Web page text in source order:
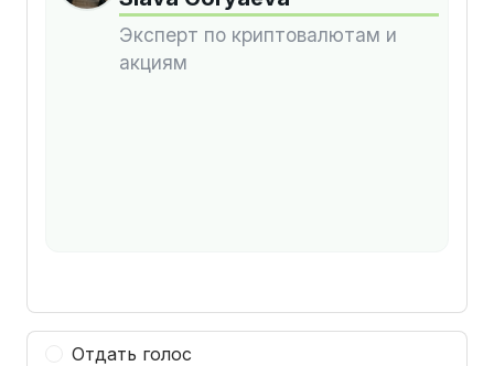
Эксперт по криптовалютам и
акциям
Отдать голос